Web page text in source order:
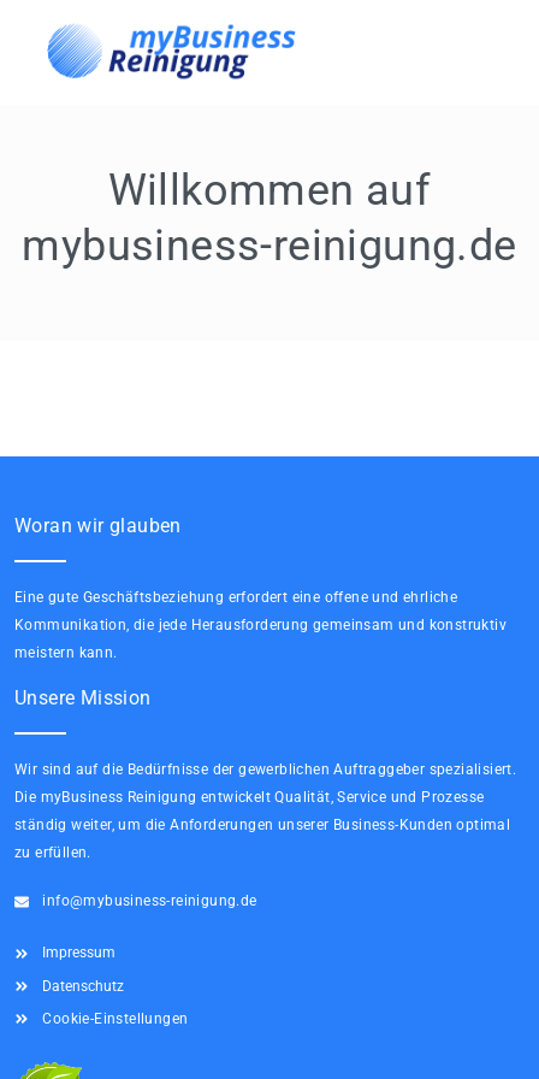
Willkommen auf
mybusiness-reinigung.de
Woran wir glauben
Eine gute Geschäftsbeziehung erfordert eine offene und ehrliche
Kommunikation, die jede Herausforderung gemeinsam und konstruktiv
meistern kann.
Unsere Mission
Wir sind auf die Bedürfnisse der gewerblichen Auftraggeber spezialisiert.
Die myBusiness Reinigung entwickelt Qualität, Service und Prozesse
ständig weiter, um die Anforderungen unserer Business-Kunden optimal
zu erfüllen.
info@mybusiness-reinigung.de
Impressum
Datenschutz
Cookie-Einstellungen